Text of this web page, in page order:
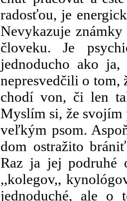
radosťou, je
Nevykazuje
človeku. Je
jednoducho ako
nepresvedčili o tom,
chodí von, či len
Myslím si, že
veľkým psom.
dom ostražito
Raz ja jej podruhé
,,kolegov,,
jednoduché, ale o